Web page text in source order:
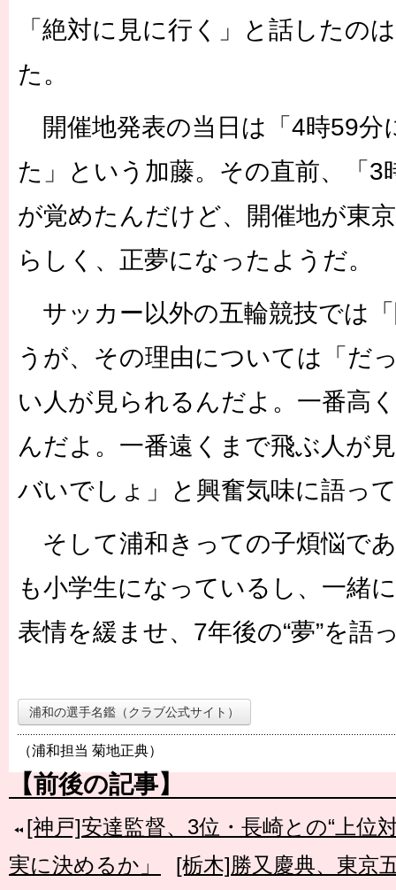
［3217号］最高の景色へ出国
［3218号］WEEKLY EG SELECTION
［3219号］特別な覇者へ 大逆転か連破か
「絶対に見に行く」と話したの
た。
開催地発表の当日は「4時59分
た」という加藤。その直前、「3
が覚めたんだけど、開催地が東
らしく、正夢になったようだ。
サッカー以外の五輪競技では
うが、その理由については「だ
い人が見られるんだよ。一番高
んだよ。一番遠くまで飛ぶ人が
バいでしょ」と興奮気味に語っ
そして浦和きっての子煩悩で
も小学生になっているし、一緒
表情を緩ませ、7年後の“夢”を語
浦和の選手名鑑（クラブ公式サイト）
（浦和担当 菊地正典）
【前後の記事】
[神戸]安達監督、3位・長崎との“上位
実に決めるか」
[栃木]勝又慶典、東京